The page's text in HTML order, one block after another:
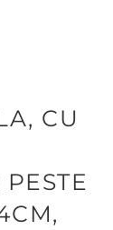
CU